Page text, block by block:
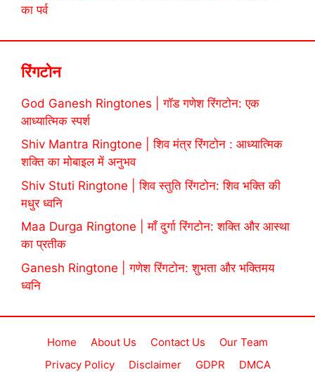
का पर्व
रिंगटोन
God Ganesh Ringtones | गॉड गणेश रिंगटोन: एक
आध्यात्मिक स्पर्श
Shiv Mantra Ringtone | शिव मंत्र रिंगटोन : आध्यात्मिक
शक्ति का मोबाइल में अनुभव
Shiv Stuti Ringtone | शिव स्तुति रिंगटोन: शिव भक्ति की
मधुर ध्वनि
Maa Durga Ringtone | माँ दुर्गा रिंगटोन: शक्ति और आस्था
का प्रतीक
Ganesh Ringtone | गणेश रिंगटोन: शुभता और भक्तिमय
ध्वनि
Home About Us Contact Us
Our Team
Privacy Policy
Disclaimer GDPR DMCA